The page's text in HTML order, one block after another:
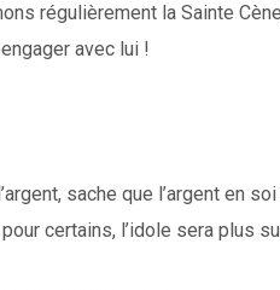
régulièrement la Sainte
avec lui !
sache que l’argent en
certains, l’idole sera plus